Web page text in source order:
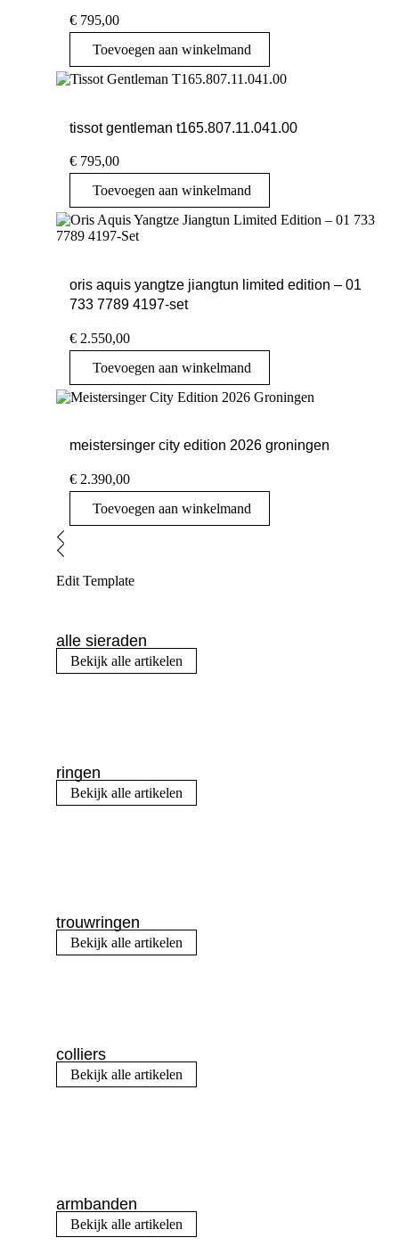
€ 795,00
Toevoegen aan winkelmand
tissot gentleman t165.807.11.041.00
€ 795,00
Toevoegen aan winkelmand
oris aquis yangtze jiangtun limited edition – 01
733 7789 4197-set
€ 2.550,00
Toevoegen aan winkelmand
meistersinger city edition 2026 groningen
€ 2.390,00
Toevoegen aan winkelmand
Edit Template
alle sieraden
Bekijk alle artikelen
ringen
Bekijk alle artikelen
trouwringen
Bekijk alle artikelen
colliers
Bekijk alle artikelen
armbanden
Bekijk alle artikelen